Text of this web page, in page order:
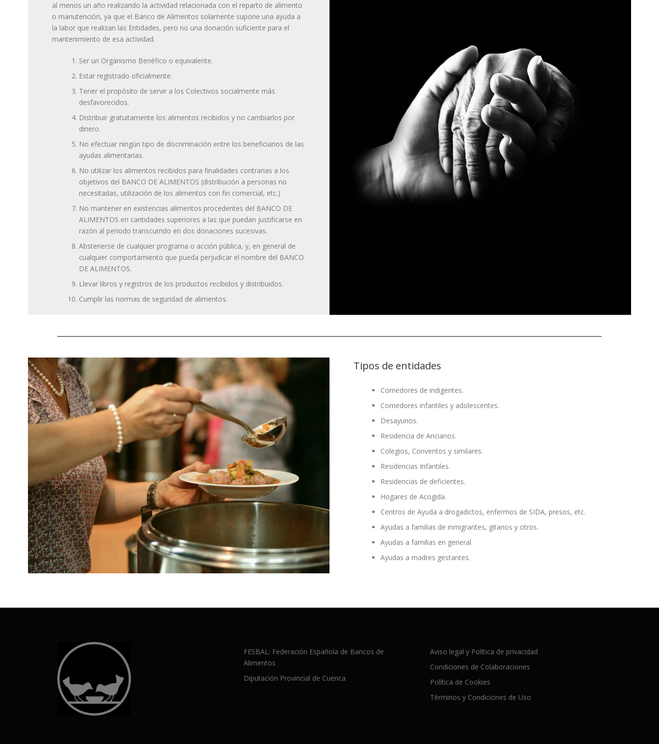
al menos un año realizando la actividad relacionada con el reparto de alimento
o manutención, ya que el Banco de Alimentos solamente supone una ayuda a
la labor que realizan las Entidades, pero no una donación suficiente para el
mantenimiento de esa actividad.
Ser un Organismo Benéfico o equivalente.
Estar registrado oficialmente.
Tener el propósito de servir a los Colectivos socialmente más
desfavorecidos.
Distribuir gratuitamente los alimentos recibidos y no cambiarlos por
dinero.
No efectuar ningún tipo de discriminación entre los beneficiarios de las
ayudas alimentarias.
No utilizar los alimentos recibidos para finalidades contrarias a los
objetivos del BANCO DE ALIMENTOS (distribución a personas no
necesitadas, utilización de los alimentos con fin comercial, etc.)
No mantener en existencias alimentos procedentes del BANCO DE
ALIMENTOS en cantidades superiores a las que puedan justificarse en
razón al periodo transcurrido en dos donaciones sucesivas.
Abstenerse de cualquier programa o acción pública, y, en general de
cualquier comportamiento que pueda perjudicar el nombre del BANCO
DE ALIMENTOS.
Llevar libros y registros de los productos recibidos y distribuidos.
Cumplir las normas de seguridad de alimentos.
Tipos de entidades
Comedores de indigentes.
Comedores infantiles y adolescentes.
Desayunos.
Residencia de Ancianos.
Colegios, Conventos y similares.
Residencias Infantiles.
Residencias de deficientes.
Hogares de Acogida.
Centros de Ayuda a drogadictos, enfermos de SIDA, presos, etc.
Ayudas a familias de inmigrantes, gitanos y otros.
Ayudas a familias en general.
Ayudas a madres gestantes.
FESBAL: Federación Española de Bancos de
Alimentos
Diputación Provincial de Cuenca
Aviso legal y Política de privacidad
Condiciones de Colaboraciones
Política de Cookies
Términos y Condiciones de Uso